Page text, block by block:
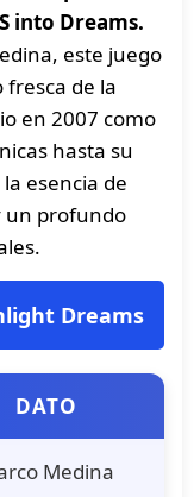
into Dreams.
este juego
de la
en 2007 como
hasta su
esencia de
un profundo
Dreams
DATO
Medina